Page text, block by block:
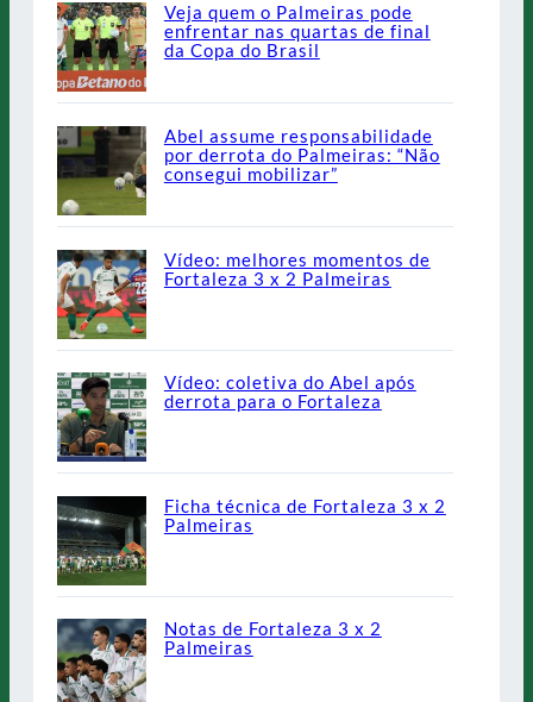
Veja quem o Palmeiras pode
enfrentar nas quartas de final
da Copa do Brasil
Abel assume responsabilidade
por derrota do Palmeiras: “Não
consegui mobilizar”
Vídeo: melhores momentos de
Fortaleza 3 x 2 Palmeiras
Vídeo: coletiva do Abel após
derrota para o Fortaleza
Ficha técnica de Fortaleza 3 x 2
Palmeiras
Notas de Fortaleza 3 x 2
Palmeiras